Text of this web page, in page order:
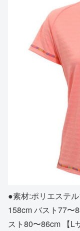
●素材:ポリエステ
158cm バスト77〜
スト80〜86cm 【L